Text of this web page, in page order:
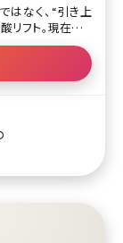
はなく、“引き上
フト。現在テレ
森美容外科総院
エイジング治療と
した。 今ま
めてエイジング
のモニターさん
なく男性の中高